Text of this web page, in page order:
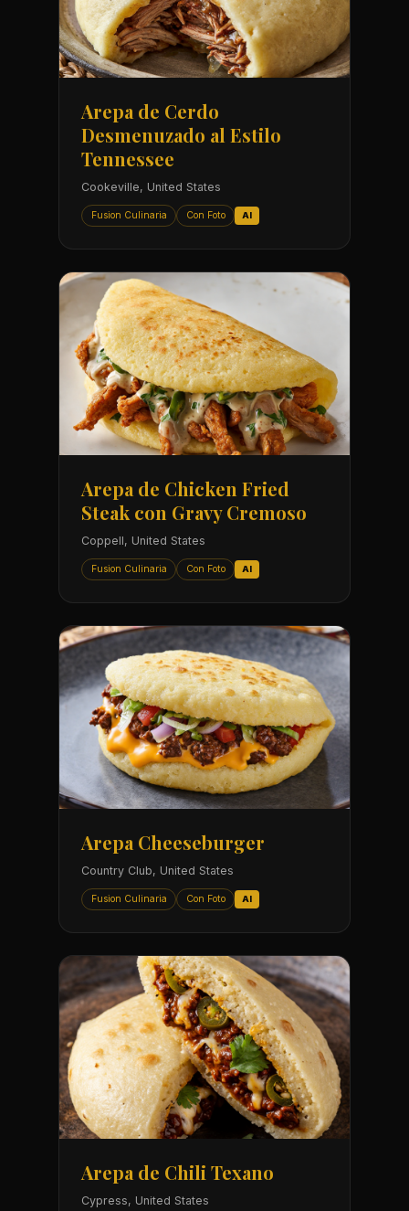
Arepa de Cerdo
Desmenuzado al Estilo
Tennessee
Cookeville, United States
Fusion Culinaria Con Foto AI
Arepa de Chicken Fried
Steak con Gravy Cremoso
Coppell, United States
Fusion Culinaria Con Foto AI
Arepa Cheeseburger
Country Club, United States
Fusion Culinaria Con Foto AI
Arepa de Chili Texano
Cypress, United States